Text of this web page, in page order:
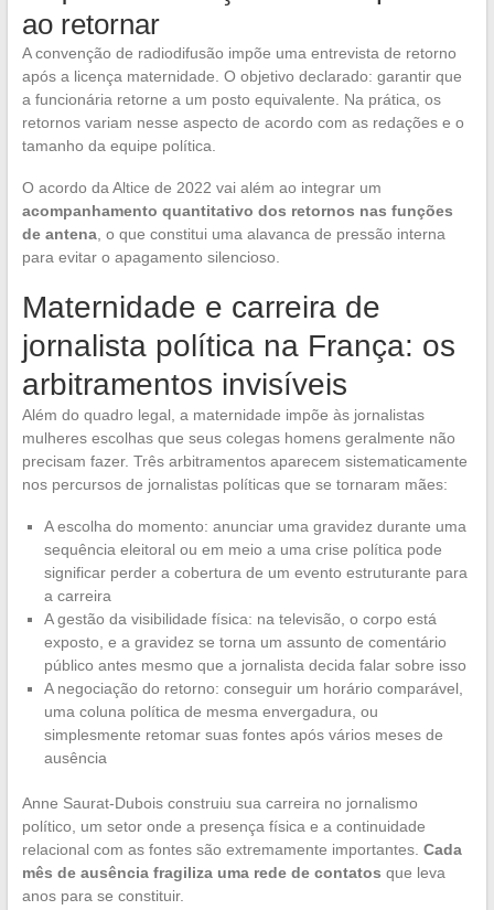
ao retornar
A convenção de radiodifusão impõe uma entrevista de retorno
após a licença maternidade. O objetivo declarado: garantir que
a funcionária retorne a um posto equivalente. Na prática, os
retornos variam nesse aspecto de acordo com as redações e o
tamanho da equipe política.
O acordo da Altice de 2022 vai além ao integrar um
acompanhamento quantitativo dos retornos nas funções
de antena, o que constitui uma alavanca de pressão interna
para evitar o apagamento silencioso.
Maternidade e carreira de
jornalista política na França: os
arbitramentos invisíveis
Além do quadro legal, a maternidade impõe às jornalistas
mulheres escolhas que seus colegas homens geralmente não
precisam fazer. Três arbitramentos aparecem sistematicamente
nos percursos de jornalistas políticas que se tornaram mães:
A escolha do momento: anunciar uma gravidez durante uma
sequência eleitoral ou em meio a uma crise política pode
significar perder a cobertura de um evento estruturante para
a carreira
A gestão da visibilidade física: na televisão, o corpo está
exposto, e a gravidez se torna um assunto de comentário
público antes mesmo que a jornalista decida falar sobre isso
A negociação do retorno: conseguir um horário comparável,
uma coluna política de mesma envergadura, ou
simplesmente retomar suas fontes após vários meses de
ausência
Anne Saurat-Dubois construiu sua carreira no jornalismo
político, um setor onde a presença física e a continuidade
relacional com as fontes são extremamente importantes. Cada
mês de ausência fragiliza uma rede de contatos que leva
anos para se constituir.